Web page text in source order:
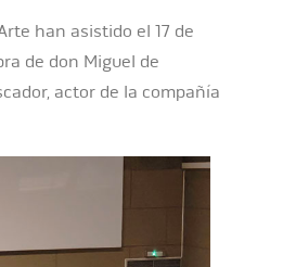
han asistido el 17 de
de don Miguel de
actor de la compañía